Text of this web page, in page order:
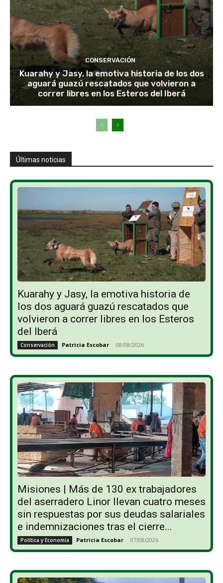
CONSERVACIÓN
Kuarahy y Jasy, la emotiva historia de los dos
aguará guazú rescatados que volvieron a
correr libres en los Esteros del Iberá
Últimas noticias
Kuarahy y Jasy, la emotiva historia de
los dos aguará guazú rescatados que
volvieron a correr libres en los Esteros
del Iberá
Conservación Patricia Escobar - 08/08/2026
Misiones | Más de 130 ex trabajadores
del aserradero Linor llevan cuatro meses
sin respuestas por sus deudas salariales
e indemnizaciones tras el cierre...
Política y Economía Patricia Escobar - 07/08/2026